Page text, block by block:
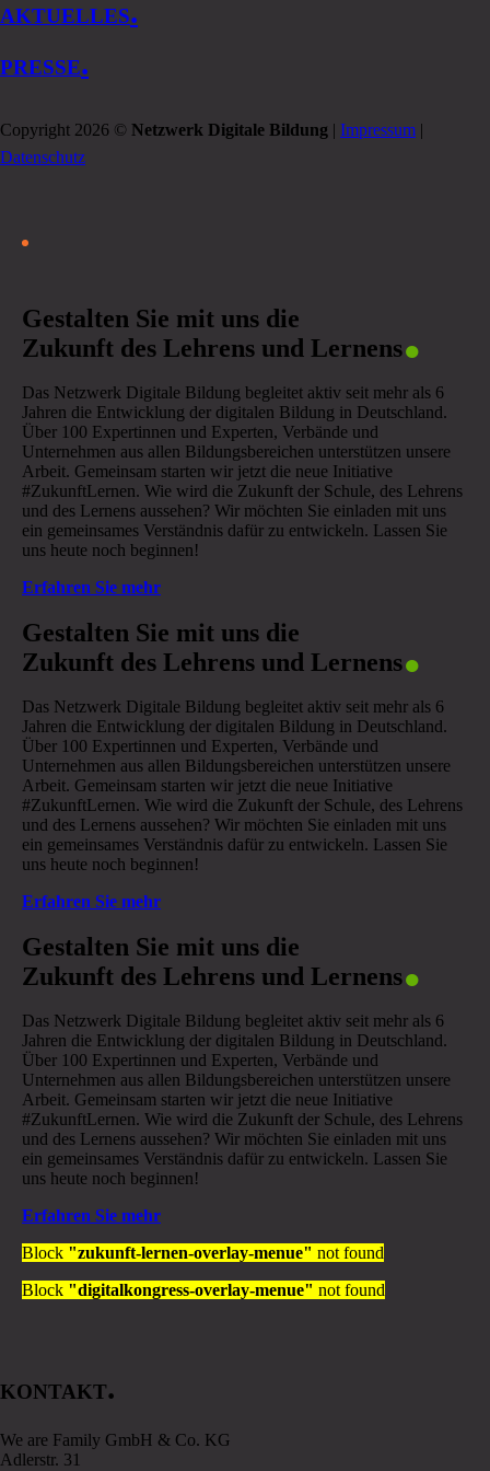
AKTUELLES.
PRESSE.
Copyright 2026 © Netzwerk Digitale Bildung | Impressum |
Datenschutz
Gestalten Sie mit uns die
Zukunft des Lehrens und Lernens.
Das Netzwerk Digitale Bildung begleitet aktiv seit mehr als 6
Jahren die Entwicklung der digitalen Bildung in Deutschland.
Über 100 Expertinnen und Experten, Verbände und
Unternehmen aus allen Bildungsbereichen unterstützen unsere
Arbeit. Gemeinsam starten wir jetzt die neue Initiative
#ZukunftLernen. Wie wird die Zukunft der Schule, des Lehrens
und des Lernens aussehen? Wir möchten Sie einladen mit uns
ein gemeinsames Verständnis dafür zu entwickeln. Lassen Sie
uns heute noch beginnen!
Erfahren Sie mehr
Gestalten Sie mit uns die
Zukunft des Lehrens und Lernens.
Das Netzwerk Digitale Bildung begleitet aktiv seit mehr als 6
Jahren die Entwicklung der digitalen Bildung in Deutschland.
Über 100 Expertinnen und Experten, Verbände und
Unternehmen aus allen Bildungsbereichen unterstützen unsere
Arbeit. Gemeinsam starten wir jetzt die neue Initiative
#ZukunftLernen. Wie wird die Zukunft der Schule, des Lehrens
und des Lernens aussehen? Wir möchten Sie einladen mit uns
ein gemeinsames Verständnis dafür zu entwickeln. Lassen Sie
uns heute noch beginnen!
Erfahren Sie mehr
Gestalten Sie mit uns die
Zukunft des Lehrens und Lernens.
Das Netzwerk Digitale Bildung begleitet aktiv seit mehr als 6
Jahren die Entwicklung der digitalen Bildung in Deutschland.
Über 100 Expertinnen und Experten, Verbände und
Unternehmen aus allen Bildungsbereichen unterstützen unsere
Arbeit. Gemeinsam starten wir jetzt die neue Initiative
#ZukunftLernen. Wie wird die Zukunft der Schule, des Lehrens
und des Lernens aussehen? Wir möchten Sie einladen mit uns
ein gemeinsames Verständnis dafür zu entwickeln. Lassen Sie
uns heute noch beginnen!
Erfahren Sie mehr
Block "zukunft-lernen-overlay-menue" not found
Block "digitalkongress-overlay-menue" not found
KONTAKT.
We are Family GmbH & Co. KG
Adlerstr. 31